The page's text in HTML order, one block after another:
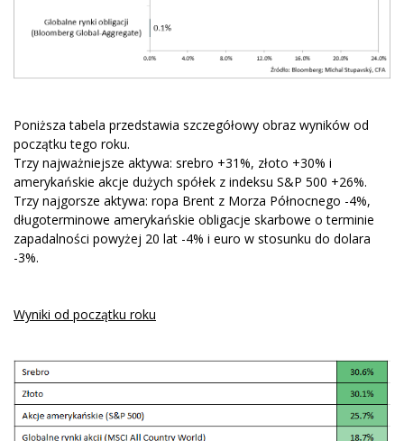
Poniższa tabela przedstawia szczegółowy obraz wyników od
początku tego roku.
Trzy najważniejsze aktywa: srebro +31%, złoto +30% i
amerykańskie akcje dużych spółek z indeksu S&P 500 +26%.
Trzy najgorsze aktywa: ropa Brent z Morza Północnego -4%,
długoterminowe amerykańskie obligacje skarbowe o terminie
zapadalności powyżej 20 lat -4% i euro w stosunku do dolara
-3%.
Wyniki od początku roku